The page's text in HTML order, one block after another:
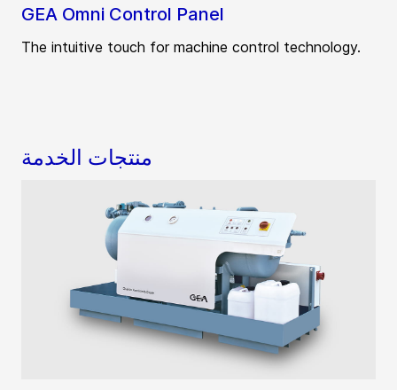
GEA Omni Control Panel
The intuitive touch for machine control technology.
منتجات الخدمة